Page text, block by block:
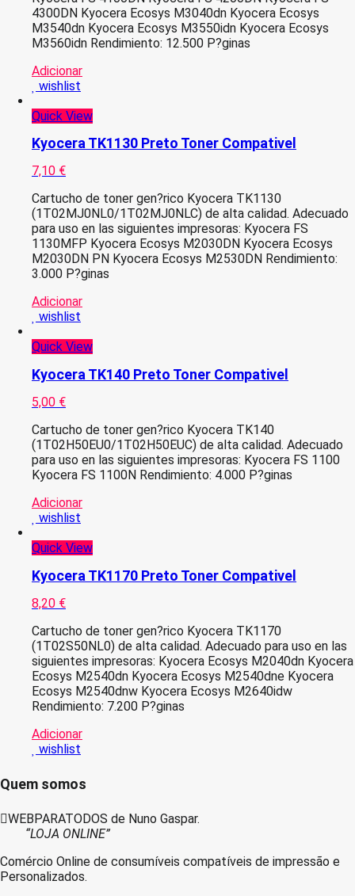
4300DN Kyocera Ecosys M3040dn Kyocera Ecosys
M3540dn Kyocera Ecosys M3550idn Kyocera Ecosys
M3560idn Rendimiento: 12.500 P?ginas
Adicionar
wishlist
Quick View
Kyocera TK1130 Preto Toner Compativel
7,10 €
Cartucho de toner gen?rico Kyocera TK1130
(1T02MJ0NL0/1T02MJ0NLC) de alta calidad. Adecuado
para uso en las siguientes impresoras: Kyocera FS
1130MFP Kyocera Ecosys M2030DN Kyocera Ecosys
M2030DN PN Kyocera Ecosys M2530DN Rendimiento:
3.000 P?ginas
Adicionar
wishlist
Quick View
Kyocera TK140 Preto Toner Compativel
5,00 €
Cartucho de toner gen?rico Kyocera TK140
(1T02H50EU0/1T02H50EUC) de alta calidad. Adecuado
para uso en las siguientes impresoras: Kyocera FS 1100
Kyocera FS 1100N Rendimiento: 4.000 P?ginas
Adicionar
wishlist
Quick View
Kyocera TK1170 Preto Toner Compativel
8,20 €
Cartucho de toner gen?rico Kyocera TK1170
(1T02S50NL0) de alta calidad. Adecuado para uso en las
siguientes impresoras: Kyocera Ecosys M2040dn Kyocera
Ecosys M2540dn Kyocera Ecosys M2540dne Kyocera
Ecosys M2540dnw Kyocera Ecosys M2640idw
Rendimiento: 7.200 P?ginas
Adicionar
wishlist
Quem somos
WEBPARATODOS de Nuno Gaspar.
“LOJA ONLINE”
Comércio Online de consumíveis compatíveis de impressão e
Personalizados.